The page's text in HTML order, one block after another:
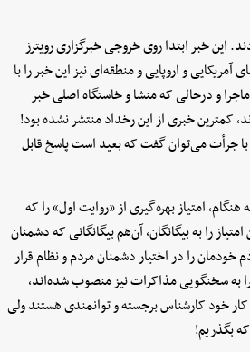
این خبر ابتدا روی خروجی خبرگزاری رویترز
و اروپایی و منطقه‌ای نیز این خبر را با
و درحالی که منشا و خاستگاه اصلی خبر
کمترین خبری از این رخداد منتشر نشده بود!
با جرأت می‌توان گفت که بعید است پاسخ قابل
هنگام‌، امتیاز بهره‌گیری از «روایت اول‌» را که
را به بیگانگان، آن‌هم بیگانگانی که دشمنان
خودمان را در اختیار دشمنان مردم و نظام قرار
به سخنگویی مذاکرات نیز منصوب شده‌اند،
کار خود کارشناس برجسته و توانمندی هستند ولی
بگذریم!